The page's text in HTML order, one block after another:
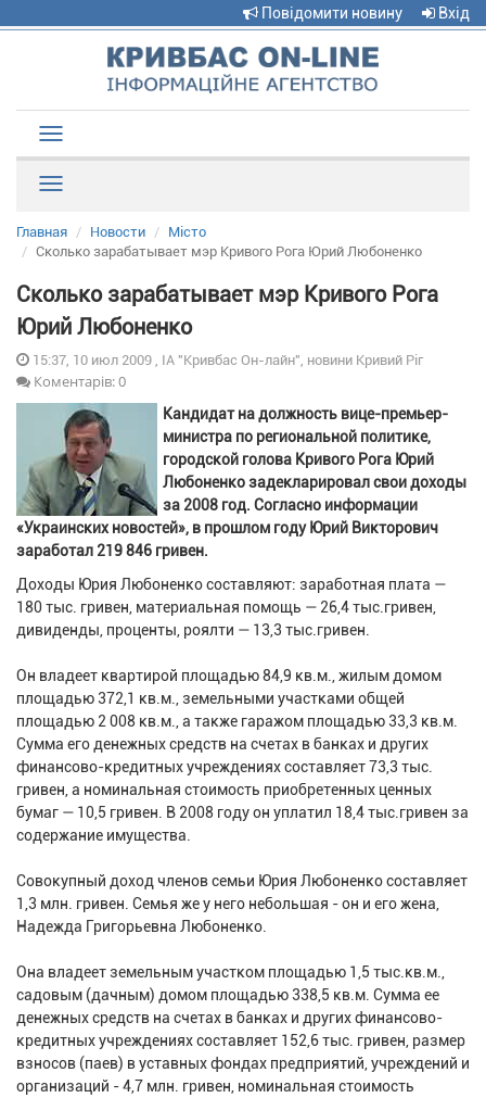
Повідомити новину Вхід
navigation
Главная Новости
Місто
Сколько зарабатывает мэр Кривого Рога Юрий Любоненко
Сколько зарабатывает мэр Кривого Рога
Юрий Любоненко
15:37, 10 июл 2009 , ІА "Кривбас Он-лайн", новини Кривий Ріг
Коментарів: 0
Кандидат на должность вице-премьер-
министра по региональной политике,
городской голова Кривого Рога Юрий
Любоненко задекларировал свои доходы
за 2008 год. Согласно информации
«Украинских новостей», в прошлом году Юрий Викторович
заработал 219 846 гривен.
Доходы Юрия Любоненко составляют: заработная плата —
180 тыс. гривен, материальная помощь — 26,4 тыс.гривен,
дивиденды, проценты, роялти — 13,3 тыс.гривен.
Он владеет квартирой площадью 84,9 кв.м., жилым домом
площадью 372,1 кв.м., земельными участками общей
площадью 2 008 кв.м., а также гаражом площадью 33,3 кв.м.
Сумма его денежных средств на счетах в банках и других
финансово-кредитных учреждениях составляет 73,3 тыс.
гривен, а номинальная стоимость приобретенных ценных
бумаг — 10,5 гривен. В 2008 году он уплатил 18,4 тыс.гривен за
содержание имущества.
Совокупный доход членов семьи Юрия Любоненко составляет
1,3 млн. гривен. Семья же у него небольшая - он и его жена,
Надежда Григорьевна Любоненко.
Она владеет земельным участком площадью 1,5 тыс.кв.м.,
садовым (дачным) домом площадью 338,5 кв.м. Сумма ее
денежных средств на счетах в банках и других финансово-
кредитных учреждениях составляет 152,6 тыс. гривен, размер
взносов (паев) в уставных фондах предприятий, учреждений и
организаций - 4,7 млн. гривен, номинальная стоимость